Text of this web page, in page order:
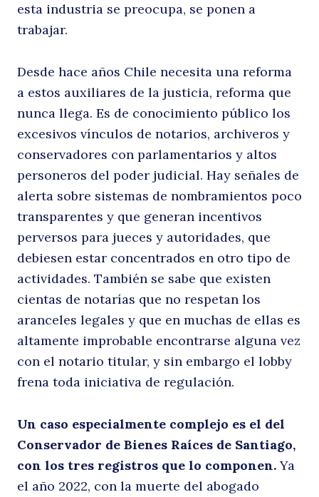
esta industria se preocupa, se ponen a
trabajar.
Desde hace años Chile necesita una reforma
a estos auxiliares de la justicia, reforma que
nunca llega. Es de conocimiento público los
excesivos vínculos de notarios, archiveros y
conservadores con parlamentarios y altos
personeros del poder judicial. Hay señales de
alerta sobre sistemas de nombramientos poco
transparentes y que generan incentivos
perversos para jueces y autoridades, que
debiesen estar concentrados en otro tipo de
actividades. También se sabe que existen
cientas de notarías que no respetan los
aranceles legales y que en muchas de ellas es
altamente improbable encontrarse alguna vez
con el notario titular, y sin embargo el lobby
frena toda iniciativa de regulación.
Un caso especialmente complejo es el del
Conservador de Bienes Raíces de Santiago,
con los tres registros que lo componen.Ya
el año 2022, con la muerte del abogado